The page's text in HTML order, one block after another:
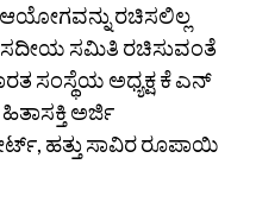
ಆಯೋಗವನ್ನು ರಚಿಸಲಿಲ್ಲ
ಸಮಿತಿ ರಚಿಸುವಂತೆ
ಸಂಸ್ಥೆಯ ಅಧ್ಯಕ್ಷ ಕೆ ಎನ್‌
ಅರ್ಜಿ
ಹತ್ತು ಸಾವಿರ ರೂಪಾಯಿ